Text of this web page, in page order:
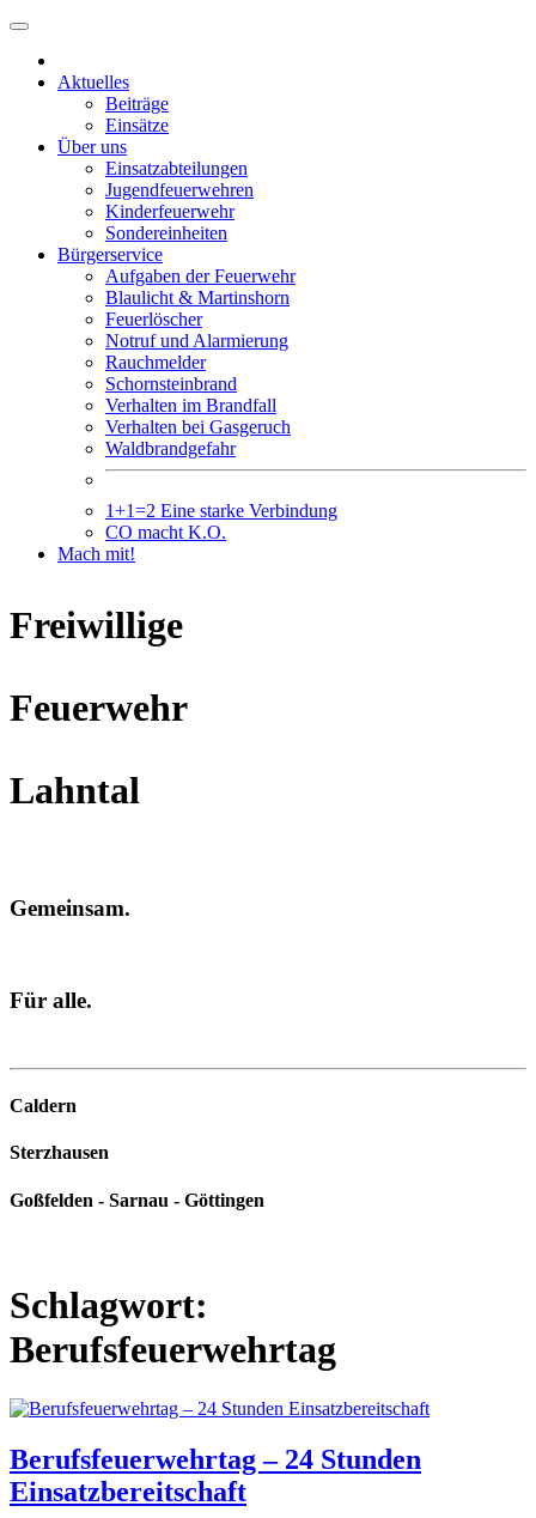
Weiter
Inhalt
Aktuelles
Beiträge
Einsätze
Über uns
Einsatzabteilungen
Jugendfeuerwehren
Kinderfeuerwehr
Sondereinheiten
Bürgerservice
Aufgaben der Feuerwehr
Blaulicht & Martinshorn
Feuerlöscher
Notruf und Alarmierung
Rauchmelder
Schornsteinbrand
Verhalten im Brandfall
Verhalten bei Gasgeruch
Waldbrandgefahr
1+1=2 Eine starke Verbindung
CO macht K.O.
Mach mit!
Freiwillige
Feuerwehr
Lahntal
Gemeinsam.
Für alle.
Caldern
Sterzhausen
Goßfelden - Sarnau - Göttingen
Schlagwort:
Berufsfeuerwehrtag
Berufsfeuerwehrtag – 24 Stunden
Einsatzbereitschaft